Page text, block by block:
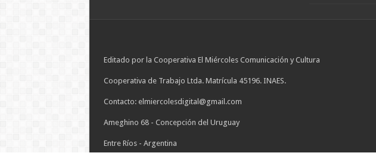
Editado por la Cooperativa El Miércoles Comunicación y Cultura
Cooperativa de Trabajo Ltda. Matrícula 45196. INAES.
Contacto: elmiercolesdigital@gmail.com
Ameghino 68 - Concepción del Uruguay
Entre Ríos - Argentina